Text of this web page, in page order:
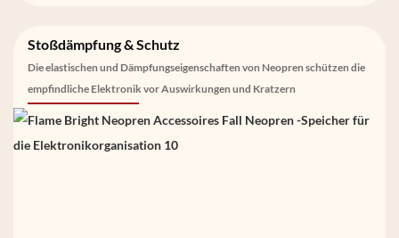
Stoßdämpfung & Schutz
Die elastischen und Dämpfungseigenschaften von Neopren schützen die
empfindliche Elektronik vor Auswirkungen und Kratzern